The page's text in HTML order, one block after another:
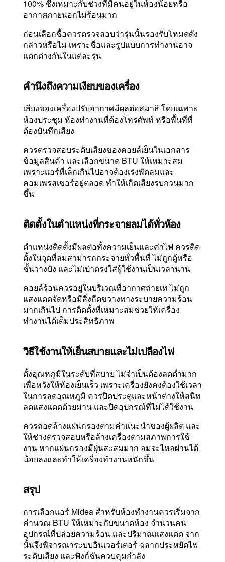
100% ซึ่งเหมาะกับช่วงที่มีคนอยู่ในห้องน้อยหรือ
อากาศภายนอกไม่ร้อนมาก
ก่อนเลือกซื้อควรตรวจสอบว่ารุ่นนั้นรองรับโหมดดัง
กล่าวหรือไม่ เพราะชื่อและรูปแบบการทำงานอาจ
แตกต่างกันในแต่ละรุ่น
คำนึงถึงความเงียบของเครื่อง
เสียงของเครื่องปรับอากาศมีผลต่อสมาธิ โดยเฉพาะ
ห้องประชุม ห้องทำงานที่ต้องโทรศัพท์ หรือพื้นที่ที่
ต้องบันทึกเสียง
ควรตรวจสอบระดับเสียงของคอยล์เย็นในเอกสาร
ข้อมูลสินค้า และเลือกขนาด BTU ให้เหมาะสม
เพราะแอร์ที่เล็กเกินไปอาจต้องเร่งพัดลมและ
คอมเพรสเซอร์อยู่ตลอด ทำให้เกิดเสียงรบกวนมาก
ขึ้น
ติดตั้งในตำแหน่งที่กระจายลมได้ทั่วห้อง
ตำแหน่งติดตั้งมีผลต่อทั้งความเย็นและค่าไฟ ควรติด
ตั้งในจุดที่ลมสามารถกระจายทั่วพื้นที่ ไม่ถูกตู้หรือ
ชั้นวางบัง และไม่เป่าตรงใส่ผู้ใช้งานเป็นเวลานาน
คอยล์ร้อนควรอยู่ในบริเวณที่อากาศถ่ายเท ไม่ถูก
แสงแดดจัดหรือมีสิ่งกีดขวางทางระบายความร้อน
มากเกินไป การติดตั้งที่เหมาะสมช่วยให้เครื่อง
ทำงานได้เต็มประสิทธิภาพ
วิธีใช้งานให้เย็นสบายและไม่เปลืองไฟ
ตั้งอุณหภูมิในระดับที่สบาย ไม่จำเป็นต้องลดต่ำมาก
เพื่อหวังให้ห้องเย็นเร็ว เพราะเครื่องยังคงต้องใช้เวลา
ในการลดอุณหภูมิ ควรปิดประตูและหน้าต่างให้สนิท
ลดแสงแดดด้วยม่าน และปิดอุปกรณ์ที่ไม่ได้ใช้งาน
ควรถอดล้างแผ่นกรองตามคำแนะนำของผู้ผลิต และ
ให้ช่างตรวจสอบหรือล้างเครื่องตามสภาพการใช้
งาน หากแผ่นกรองมีฝุ่นสะสมมาก ลมจะไหลผ่านได้
น้อยลงและทำให้เครื่องทำงานหนักขึ้น
สรุป
การเลือกแอร์ Midea สำหรับห้องทำงานควรเริ่มจาก
คำนวณ BTU ให้เหมาะกับขนาดห้อง จำนวนคน
อุปกรณ์ที่ปล่อยความร้อน และปริมาณแสงแดด จาก
นั้นจึงพิจารณาระบบอินเวอร์เตอร์ ฉลากประหยัดไฟ
ระดับเสียง และฟังก์ชันควบคุมกำลัง